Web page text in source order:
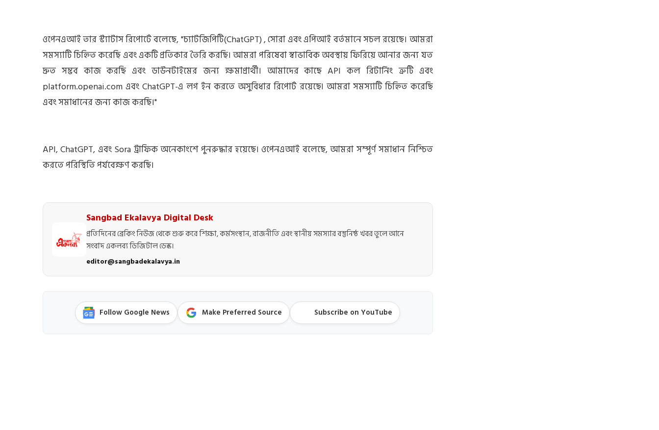
ওপেনএআই তার স্ট্যাটাস রিপোর্টে বলেছে, "চ্যাটজিপিটি(ChatGPT) , সোরা এবং এপিআই বর্তমানে সচল রয়েছে। আমরা
সমস্যাটি চিহ্নিত করেছি এবং একটি প্রতিকার তৈরি করছি। আমরা পরিষেবা স্বাভাবিক অবস্থায় ফিরিয়ে আনার জন্য যত
দ্রুত সম্ভব কাজ করছি এবং ডাউনটাইমের জন্য ক্ষমাপ্রার্থী। আমাদের কাছে API কল রিটার্নিং ত্রুটি এবং
platform.openai.com এবং ChatGPT-এ লগ ইন করতে অসুবিধার রিপোর্ট রয়েছে৷ আমরা সমস্যাটি চিহ্নিত করেছি
এবং সমাধানের জন্য কাজ করছি।"
API, ChatGPT, এবং Sora ট্রাফিক অনেকাংশে পুনরুদ্ধার হয়েছে। ওপেনএআই বলেছে, আমরা সম্পূর্ণ সমাধান নিশ্চিত
করতে পরিস্থিতি পর্যবেক্ষণ করছি।
Sangbad Ekalavya Digital Desk
প্রতিদিনের ব্রেকিং নিউজ থেকে শুরু করে শিক্ষা, কর্মসংস্থান, রাজনীতি এবং স্থানীয় সমস্যার বস্তুনিষ্ঠ খবর তুলে আনে
সংবাদ একলব্য ডিজিটাল ডেস্ক।
editor@sangbadekalavya.in
Follow Google News Make Preferred Source Subscribe on YouTube